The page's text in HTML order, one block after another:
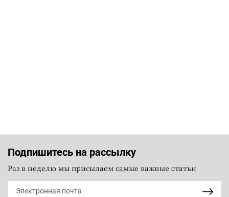
Подпишитесь на рассылку
Раз в неделю мы присылаем самые важные статьи